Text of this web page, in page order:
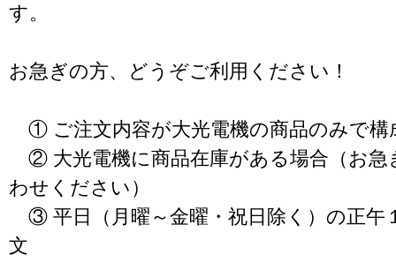
す。
お急ぎの方、どうぞご利用ください！
① ご注文内容が大光電機の商品のみで構
② 大光電機に商品在庫がある場合（お急
わせください）
③ 平日（月曜～金曜・祝日除く）の正午
文